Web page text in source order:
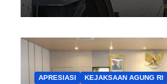
APRESIASI KEJAKSAAN AGUNG RI